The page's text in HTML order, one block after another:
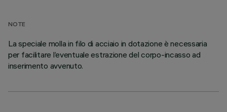
NOTE
La speciale molla in filo di acciaio in dotazione è necessaria
per facilitare l’eventuale estrazione del corpo-incasso ad
inserimento avvenuto.